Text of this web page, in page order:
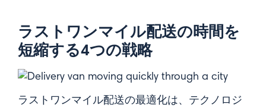
ラストワンマイル配送の時間を
短縮する4つの戦略
ラストワンマイル配送の最適化は、テクノロジ